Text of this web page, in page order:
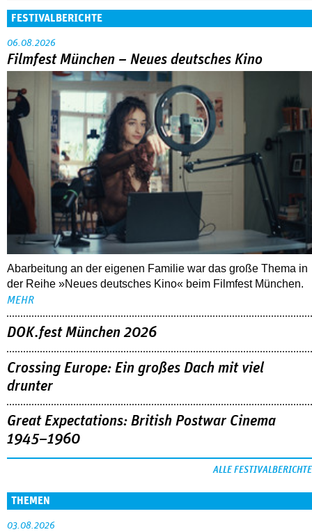
FESTIVALBERICHTE
06.08.2026
Filmfest München – Neues deutsches Kino
Abarbeitung an der eigenen Familie war das große Thema in
der Reihe »Neues deutsches Kino« beim Filmfest München.
MEHR
DOK.fest München 2026
Crossing Europe: Ein großes Dach mit viel
drunter
Great Expectations: British Postwar Cinema
1945–1960
ALLE FESTIVALBERICHTE
THEMEN
03.08.2026